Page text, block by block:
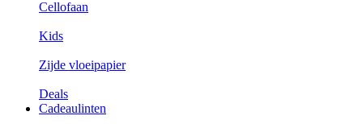
Cellofaan
Kids
Zijde vloeipapier
Deals
Cadeaulinten